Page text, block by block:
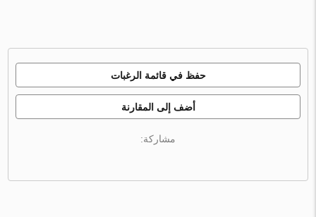
حفظ في قائمة الرغبات
أضف إلى المقارنة
مشاركة: